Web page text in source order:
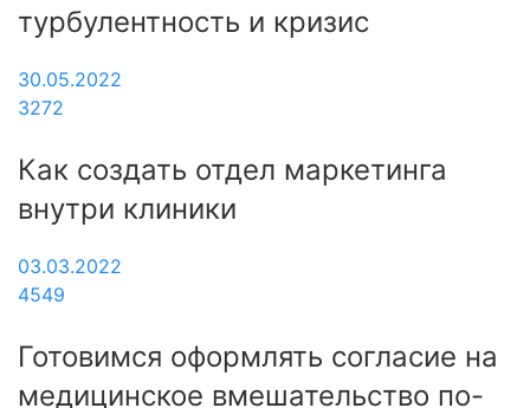
турбулентность и кризис
30.05.2022
3272
Как создать отдел маркетинга
внутри клиники
03.03.2022
4549
Готовимся оформлять согласие на
медицинское вмешательство по-